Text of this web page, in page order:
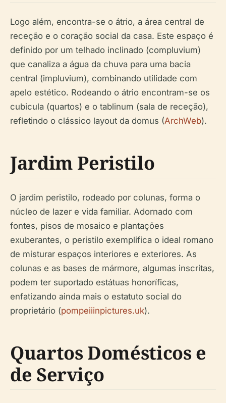
Logo além, encontra-se o átrio, a área central de
receção e o coração social da casa. Este espaço é
definido por um telhado inclinado (compluvium)
que canaliza a água da chuva para uma bacia
central (impluvium), combinando utilidade com
apelo estético. Rodeando o átrio encontram-se os
cubicula (quartos) e o tablinum (sala de receção),
refletindo o clássico layout da domus (ArchWeb).
Jardim Peristilo
O jardim peristilo, rodeado por colunas, forma o
núcleo de lazer e vida familiar. Adornado com
fontes, pisos de mosaico e plantações
exuberantes, o peristilo exemplifica o ideal romano
de misturar espaços interiores e exteriores. As
colunas e as bases de mármore, algumas inscritas,
podem ter suportado estátuas honoríficas,
enfatizando ainda mais o estatuto social do
proprietário (pompeiiinpictures.uk).
Quartos Domésticos e
de Serviço